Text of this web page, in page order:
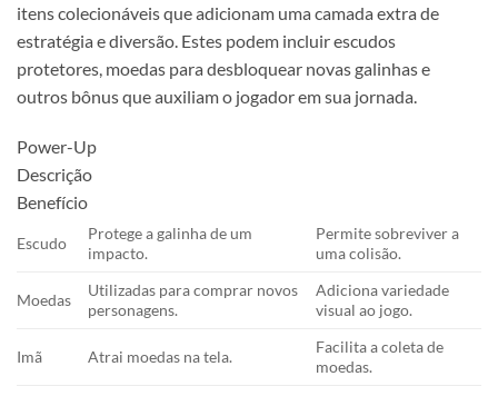
itens colecionáveis que adicionam uma camada extra de
estratégia e diversão. Estes podem incluir escudos
protetores, moedas para desbloquear novas galinhas e
outros bônus que auxiliam o jogador em sua jornada.
Power-Up
Descrição
Benefício
Escudo
Protege a galinha de um
impacto.
Permite sobreviver a
uma colisão.
Moedas
Utilizadas para comprar novos
personagens.
Adiciona variedade
visual ao jogo.
Imã Atrai moedas na tela.
Facilita a coleta de
moedas.